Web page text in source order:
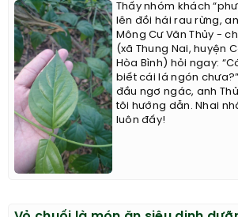
Thấy nhóm khách
lên đồi hái rau rừng,
Mông Cư Văn Thủy -
(xã Thung Nai, huyện
Hòa Bình) hỏi ngay:
biết cái lá ngón
đầu ngơ ngác, anh
tôi hướng dẫn. Nhai
luôn đấy!